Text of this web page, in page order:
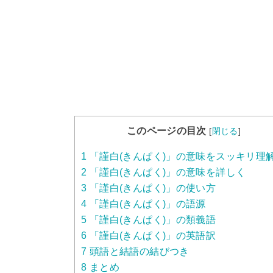
このページの目次 [閉じる]
1 「謹白(きんぱく)」の意味をスッキリ理
2 「謹白(きんぱく)」の意味を詳しく
3 「謹白(きんぱく)」の使い方
4 「謹白(きんぱく)」の語源
5 「謹白(きんぱく)」の類義語
6 「謹白(きんぱく)」の英語訳
7 頭語と結語の結びつき
8 まとめ